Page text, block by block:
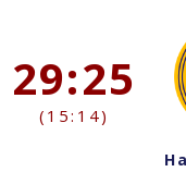
29:25
(15:14)